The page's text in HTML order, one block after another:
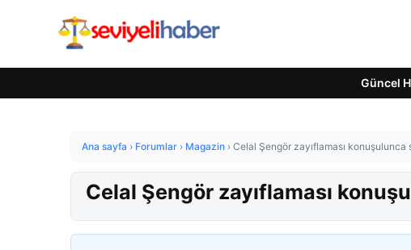
Güncel
Ana sayfa › Forumlar › Magazin › Celal Şengör zayıflaması
Celal Şengör zayıflaması